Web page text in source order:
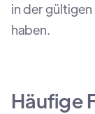
in der
haben.
Häufige